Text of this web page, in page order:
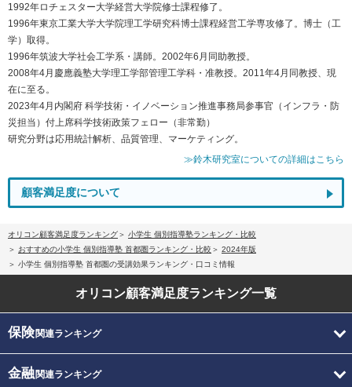
1992年ロチェスター大学経営大学院修士課程修了。
1996年東京工業大学大学院理工学研究科博士課程経営工学専攻修了。博士（工
学）取得。
1996年筑波大学社会工学系・講師。2002年6月同助教授。
2008年4月慶應義塾大学理工学部管理工学科・准教授。2011年4月同教授、現
在に至る。
2023年4月内閣府 科学技術・イノベーション推進事務局参事官（インフラ・防
災担当）付上席科学技術政策フェロー（非常勤）
研究分野は応用統計解析、品質管理、マーケティング。
≫鈴木研究室についての詳細はこちら
顧客満足度について
オリコン顧客満足度ランキング
小学生 個別指導塾ランキング・比較
おすすめの小学生 個別指導塾 首都圏ランキング・比較
2024年版
小学生 個別指導塾 首都圏の受講効果ランキング・口コミ情報
オリコン顧客満足度ランキング一覧
保険関連ランキング
金融関連ランキング